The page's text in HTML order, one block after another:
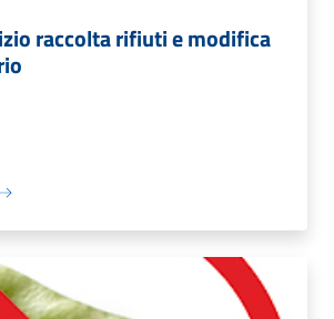
raccolta rifiuti e modifica